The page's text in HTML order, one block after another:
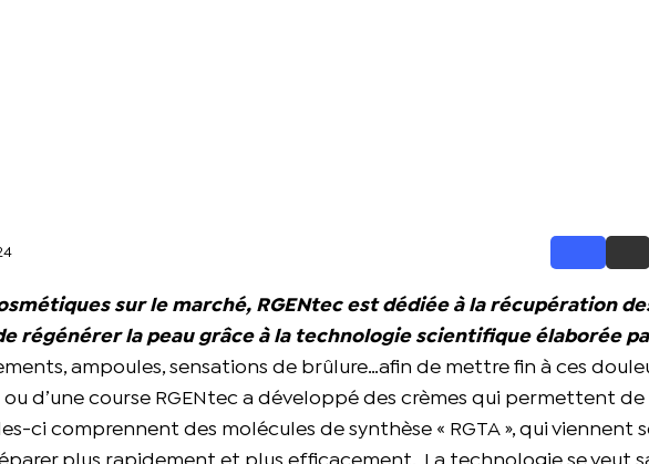
sur le marché, RGENtec est dédiée à la récupération
régénérer la peau grâce à la technologie scientifique élaborée
ampoules, sensations de brûlure…afin de mettre fin à ces
d’une course RGENtec a développé des crèmes qui permettent de
ci comprennent des molécules de synthèse « RGTA », qui viennent